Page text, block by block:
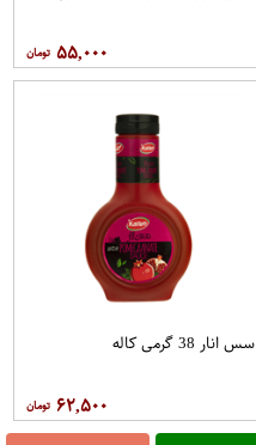
۵۵,۰۰۰
سس انار 38 گرمی کاله
۶۲,۵۰۰